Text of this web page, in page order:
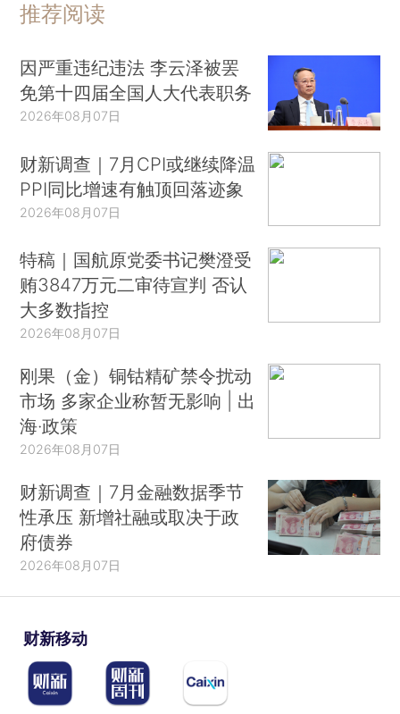
推荐阅读
因严重违纪违法 李云泽被罢
免第十四届全国人大代表职务
2026年08月07日
财新调查｜7月CPI或继续降温
PPI同比增速有触顶回落迹象
2026年08月07日
特稿｜国航原党委书记樊澄受
贿3847万元二审待宣判 否认
大多数指控
2026年08月07日
刚果（金）铜钴精矿禁令扰动
市场 多家企业称暂无影响 | 出
海·政策
2026年08月07日
财新调查｜7月金融数据季节
性承压 新增社融或取决于政
府债券
2026年08月07日
财新移动